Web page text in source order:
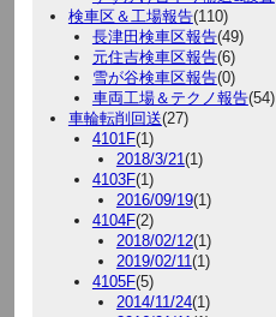
検車区＆工場報告(110)
長津田検車区報告(49)
元住吉検車区報告(6)
雪が谷検車区報告(0)
車両工場＆テクノ報告(54)
車輪転削回送(27)
4101F(1)
2018/3/21(1)
4103F(1)
2016/09/19(1)
4104F(2)
2018/02/12(1)
2019/02/11(1)
4105F(5)
2014/11/24(1)